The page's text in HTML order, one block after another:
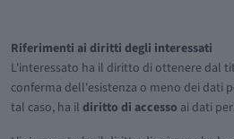
Riferimenti ai diritti degli interessati
L'interessato ha il diritto di ottenere dal
conferma dell'esistenza o meno dei dati
tal caso, ha il diritto di accesso ai dati